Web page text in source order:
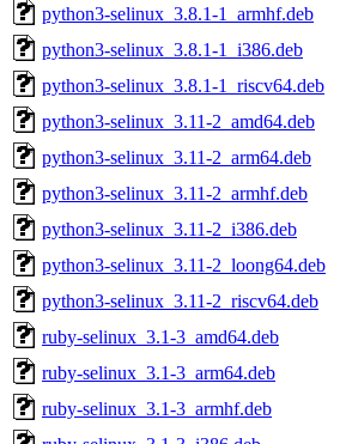
python3-selinux_3.8.1-1_armhf.deb
python3-selinux_3.8.1-1_i386.deb
python3-selinux_3.8.1-1_riscv64.deb
python3-selinux_3.11-2_amd64.deb
python3-selinux_3.11-2_arm64.deb
python3-selinux_3.11-2_armhf.deb
python3-selinux_3.11-2_i386.deb
python3-selinux_3.11-2_loong64.deb
python3-selinux_3.11-2_riscv64.deb
ruby-selinux_3.1-3_amd64.deb
ruby-selinux_3.1-3_arm64.deb
ruby-selinux_3.1-3_armhf.deb